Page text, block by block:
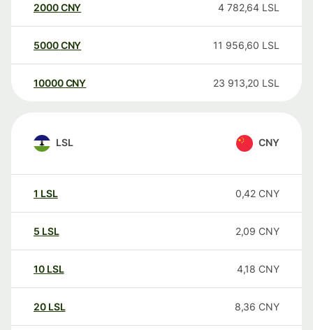
2000CNY 4 782,64 LSL
5000CNY 11 956,60 LSL
10000 CNY 23 913,20 LSL
LSL CNY
1 LSL 0,42 CNY
5 LSL 2,09 CNY
10 LSL 4,18 CNY
20 LSL 8,36 CNY